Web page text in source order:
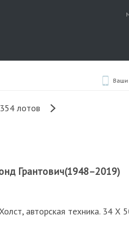
Ваши
лотов
Грантович(1948–2019)
авторская техника. 34 Х